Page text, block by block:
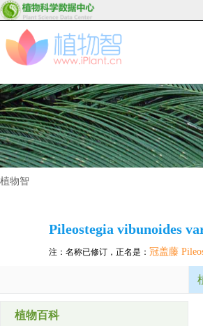
植物智
Pileostegia vibunoides
注：名称已修订，正名是： 冠盖藤
植物百科